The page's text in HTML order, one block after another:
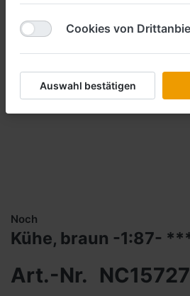
Noch
Kühe, braun -1:87-
Art.-Nr. NC15727
Cookies von
Auswahl bestätigen